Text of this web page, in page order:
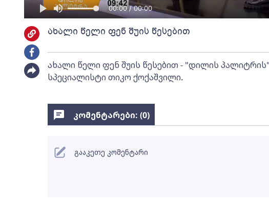
00:00 / 00:00
ახალი წელი ფენ შუის წესებით
ახალი წელი ფენ შუის წესებით - "დილის
სპეციალისტი თიკო ქოქაშვილი.
კომენტარები: (0)
გააკეთე კომენტარი